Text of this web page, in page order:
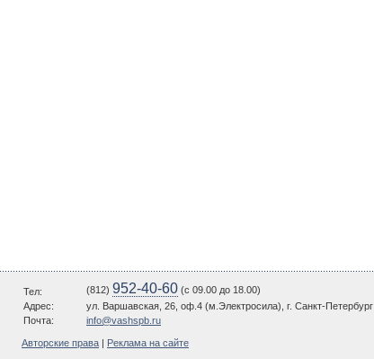
Тел: (812) 952-40-60 (c 09.00 до 18.00)
Адрес:
ул. Варшавская, 26, оф.4 (м.Электросила), г. Санкт-Петербург
Почта:
info@vashspb.ru
Авторские права Реклама на сайте